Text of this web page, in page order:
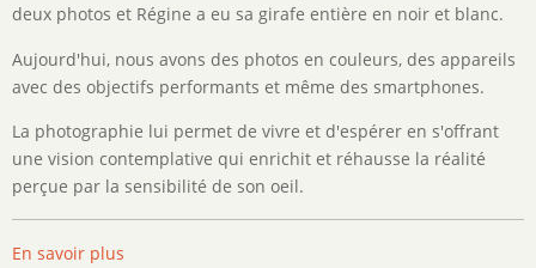
deux photos et Régine a eu sa girafe entière en noir et blanc.
Aujourd'hui, nous avons des photos en couleurs, des appareils
avec des objectifs performants et même des smartphones.
La photographie lui permet de vivre et d'espérer en s'offrant
une vision contemplative qui enrichit et réhausse la réalité
perçue par la sensibilité de son oeil.
En savoir plus